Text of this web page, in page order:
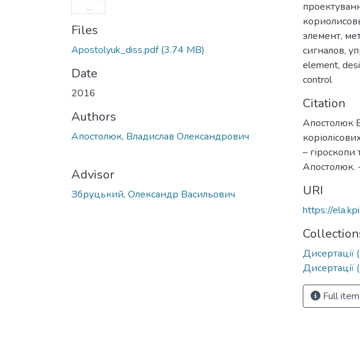
Files
Apostolyuk_diss.pdf(3.74 MB)
Date
2016
Authors
Апостолюк, Владислав Олександрович
Advisor
Збруцький, Олександр Васильович
элемент,
сигналов,
element,
control
Citation
Апостолюк
–
Апостолюк.
URI
https://
Дисертації
Full